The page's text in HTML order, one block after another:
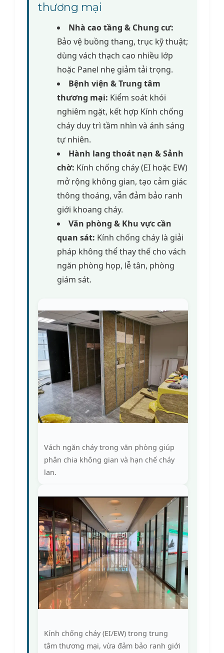
thương mại
Nhà cao tầng & Chung cư:
Bảo vệ buồng thang, trục kỹ thuật;
dùng vách thạch cao nhiều lớp
hoặc Panel nhẹ giảm tải trọng.
Bệnh viện & Trung tâm
thương mại: Kiểm soát khói
nghiêm ngặt, kết hợp Kính chống
cháy duy trì tầm nhìn và ánh sáng
tự nhiên.
Hành lang thoát nạn & Sảnh
chờ: Kính chống cháy (EI hoặc EW)
mở rộng không gian, tạo cảm giác
thông thoáng, vẫn đảm bảo ranh
giới khoang cháy.
Văn phòng & Khu vực cần
quan sát: Kính chống cháy là giải
pháp không thể thay thế cho vách
ngăn phòng họp, lễ tân, phòng
giám sát.
Vách ngăn cháy trong văn phòng giúp
phân chia không gian và hạn chế cháy
lan.
Kính chống cháy (EI/EW) trong trung
tâm thương mại, vừa đảm bảo ranh giới